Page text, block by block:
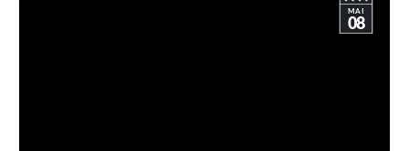
MAI
08